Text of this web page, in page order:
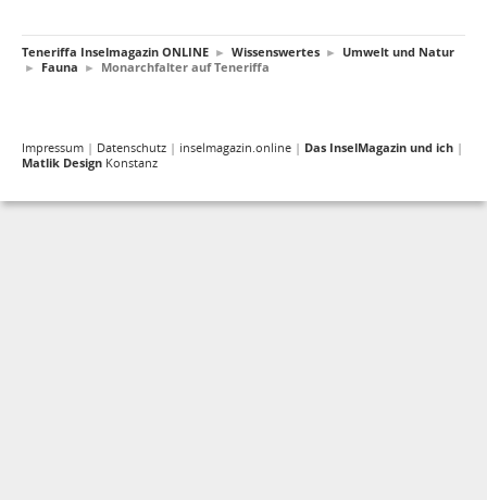
Teneriffa Inselmagazin ONLINE ► Wissenswertes ► Umwelt und Natur
► Fauna ► Monarchfalter auf Teneriffa
Impressum | Datenschutz | inselmagazin.online | Das InselMagazin und ich |
Matlik Design Konstanz